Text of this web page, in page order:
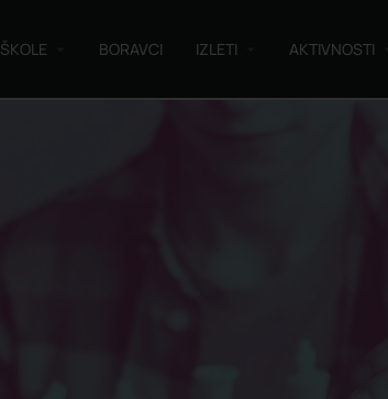
ŠKOLE BORAVCI IZLETI AKTIVNOSTI